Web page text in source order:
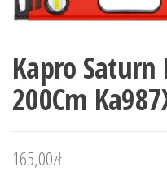
Kapro Saturn
200Cm
165,00zł